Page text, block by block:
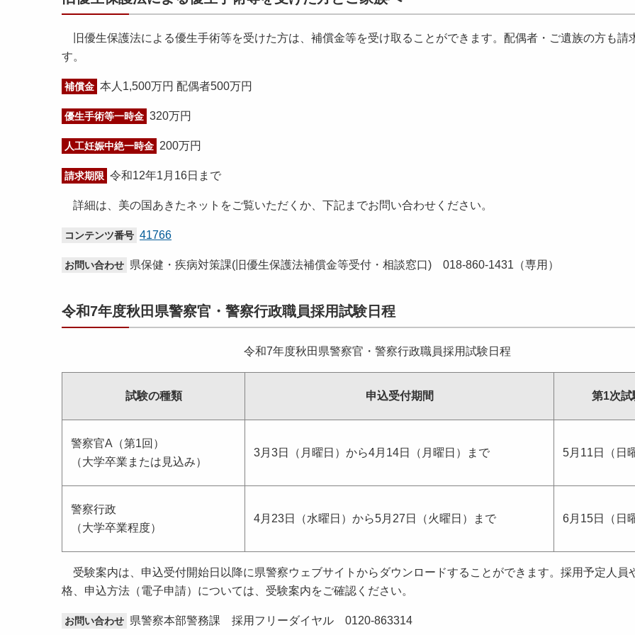
旧優生保護法による優生手術等を受けた方は、補償金等を受け取ることができます。配偶者・ご遺族の方も請
す。
補償金 本人1,500万円 配偶者500万円
優生手術等一時金 320万円
人工妊娠中絶一時金 200万円
請求期限 令和12年1月16日まで
詳細は、美の国あきたネットをご覧いただくか、下記までお問い合わせください。
コンテンツ番号 41766
お問い合わせ 県保健・疾病対策課(旧優生保護法補償金等受付・相談窓口) 018-860-1431（専用）
令和7年度秋田県警察官・警察行政職員採用試験日程
令和7年度秋田県警察官・警察行政職員採用試験日程
試験の種類 申込受付期間 第1次試
警察官A（第1回）
（大学卒業または見込み）
3月3日（月曜日）から4月14日（月曜日）まで 5月11日（日
警察行政
（大学卒業程度）
4月23日（水曜日）から5月27日（火曜日）まで 6月15日（日
受験案内は、申込受付開始日以降に県警察ウェブサイトからダウンロードすることができます。採用予定人員
格、申込方法（電子申請）については、受験案内をご確認ください。
お問い合わせ 県警察本部警務課 採用フリーダイヤル 0120-863314